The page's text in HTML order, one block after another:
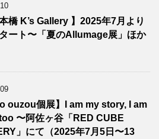
本橋 K’s Gallery 】2025年7月より
ート〜「夏のAllumage展」ほか
ouzou個展】I am my story, I am
〜阿佐ヶ谷「RED CUBE
」にて（2025年7月5日〜13